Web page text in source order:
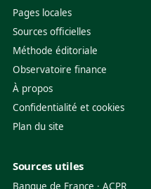
Pages locales
Sources officielles
Méthode éditoriale
Observatoire finance
À propos
Confidentialité et cookies
Plan du site
Sources utiles
Banque de France · ACPR